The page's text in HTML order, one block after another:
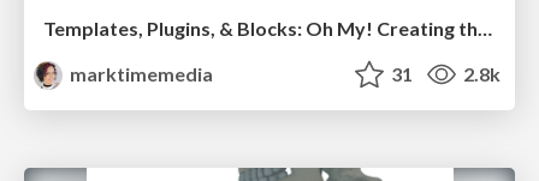
marktimemedia
31 2.8k